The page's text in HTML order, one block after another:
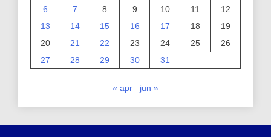
6
7 8 9 10 11
12
13
14 15 16 17 18
19
20
21 22 23 24 25
26
27
28 29 30 31
« apr jun »